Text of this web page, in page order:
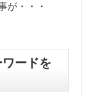
が・・・
ードを